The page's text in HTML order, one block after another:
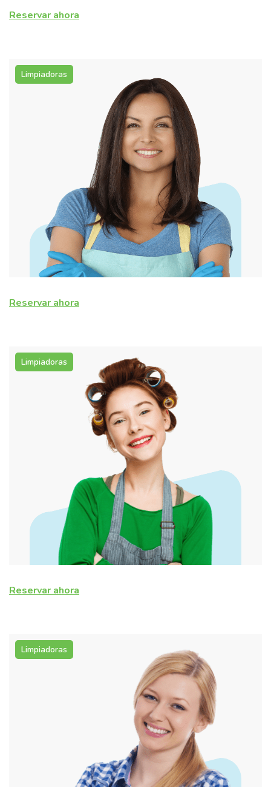
Reservar ahora
Limpiadoras
Reservar ahora
Limpiadoras
Reservar ahora
Limpiadoras